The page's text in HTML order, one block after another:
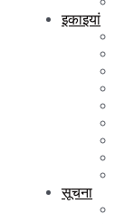
इकाइयां
सूचना